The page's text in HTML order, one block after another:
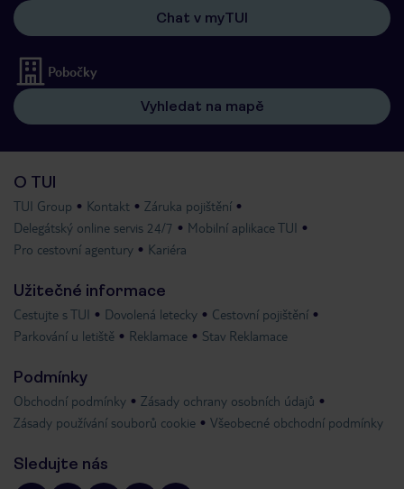
Chat v myTUI
Pobočky
Vyhledat na mapě
O TUI
TUI Group Kontakt
Záruka pojištění
Delegátský online servis 24/7
Mobilní aplikace TUI
Pro cestovní agentury
Kariéra
Užitečné informace
Cestujte s TUI Dovolená letecky
Cestovní pojištění
Parkování u letiště
Reklamace Stav Reklamace
Podmínky
Obchodní podmínky
Zásady ochrany osobních údajů
Zásady používání souborů cookie
Všeobecné obchodní podmínky
Sledujte nás